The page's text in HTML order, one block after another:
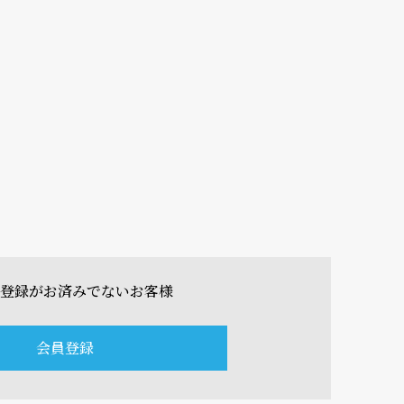
録がお済みでないお客様
会員登録